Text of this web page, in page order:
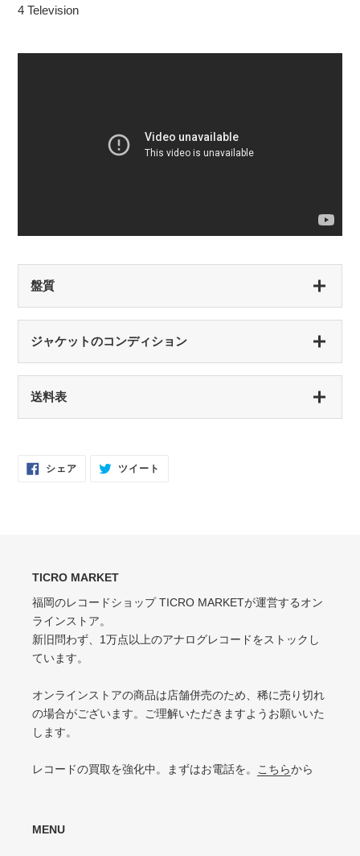
4 Television
盤質
開封済み・新品同様
キズなどで少々ノイズが出る
VG-（VERY GOOD-）
キズ・ノイズが目立つ
P（POOR）
ジャケットのコンディション
スレ・シワ・リングウェア・カット・ドリルホール、底抜けが気にならない
VG（VERY GOOD）
目立つリングウェアや底抜け・裂け・書き込み・カットがある / アメリカ買付
の中古盤として標準的な状態
ひどいリングウェアや底抜け・裂け・書き込みなどがある
P（POOR）
VG-よりジャケットの状態が悪くおすすめできない
送料表
シェアFacebookツイート
TICRO MARKET
福岡のレコードショップ TICRO MARKETが運営するオン
ラインストア。
新旧問わず、1万点以上のアナログレコードをストックし
ています。
オンラインストアの商品は店舗併売のため、稀に売り切れ
の場合がございます。ご理解いただきますようお願いいた
します。
レコードの買取を強化中。まずはお電話を。 こちらから
MENU